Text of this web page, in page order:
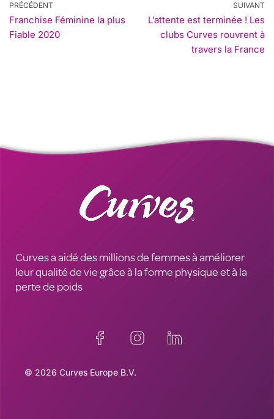
PRÉCÉDENT
Franchise Féminine la plus
Fiable 2020
SUIVANT
L’attente est terminée ! Les
clubs Curves rouvrent à
travers la France
Curves a aidé des millions de femmes à améliorer
leur qualité de vie grâce à la forme physique et à la
perte de poids
© 2026 Curves Europe B.V.